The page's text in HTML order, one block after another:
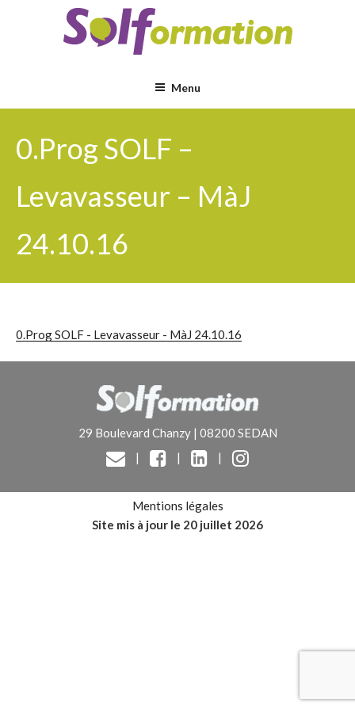
Menu
0.Prog SOLF –
Levavasseur – MàJ
24.10.16
0.Prog SOLF - Levavasseur - MàJ 24.10.16
29 Boulevard Chanzy | 08200 SEDAN
|
| |
Mentions légales
Site mis à jour le 20 juillet 2026